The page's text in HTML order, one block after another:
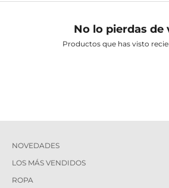
No lo pierdas de
Productos que has visto
NOVEDADES
LOS MÁS VENDIDOS
ROPA